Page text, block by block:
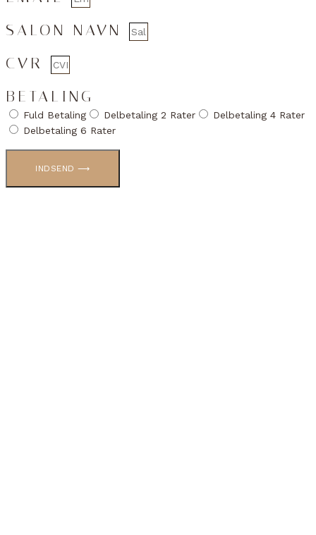
SALON NAVN
CVR
BETALING
Fuld Betaling Delbetaling 2 Rater
Delbetaling 4 Rater
Delbetaling 6 Rater
INDSEND ⟶